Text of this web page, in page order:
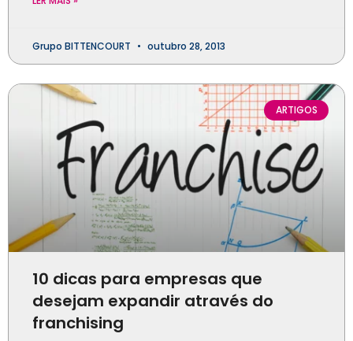
Grupo BITTENCOURT outubro 28, 2013
ARTIGOS
10 dicas para empresas que
desejam expandir através do
franchising